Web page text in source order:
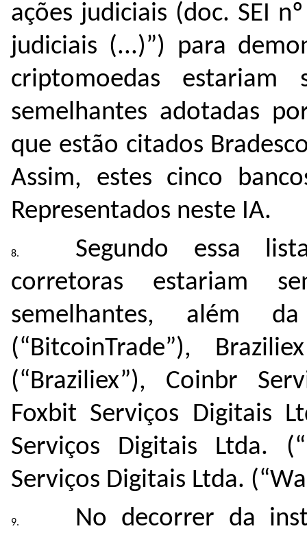
ações judiciais (doc. SEI
judiciais (...)”) para
criptomoedas estariam
semelhantes adotadas
que estão citados
Assim, estes cinco
Representados neste IA.
Segundo essa
corretoras estariam
semelhantes, além
(“BitcoinTrade”),
(“Braziliex”), Coinbr
Foxbit Serviços Digitais
Serviços Digitais Ltda.
Serviços Digitais Ltda.
No decorrer da